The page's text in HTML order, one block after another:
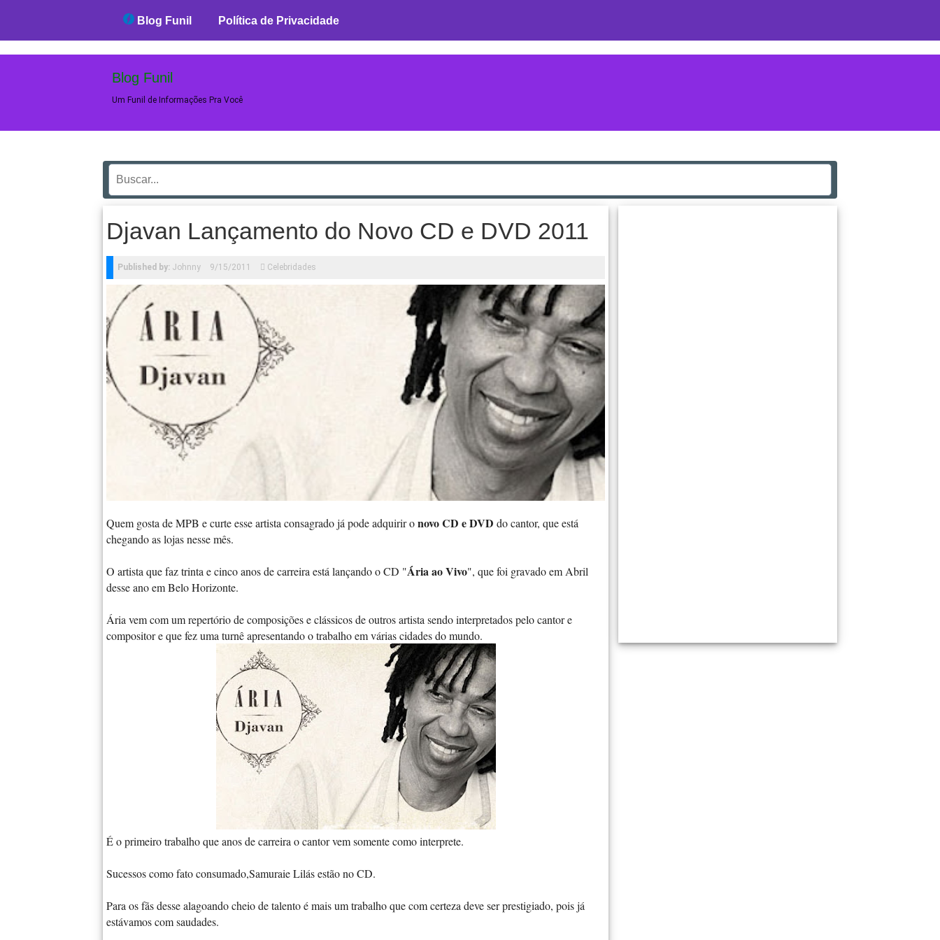
Blog Funil Política de Privacidade
Blog Funil
Um Funil de Informações Pra Você
Djavan Lançamento do Novo CD e DVD 2011
Published by: Johnny 9/15/2011 Celebridades
Quem gosta de MPB e curte esse artista consagrado já pode adquirir onovo CD e DVD do cantor, que está
chegando as lojas nesse mês.
O artista que faz trinta e cinco anos de carreira está lançando o CD "Ária ao Vivo", que foi gravado em Abril
desse ano em Belo Horizonte.
Ária vem com um repertório de composições e clássicos de outros artista sendo interpretados pelo cantor e
compositor e que fez uma turnê apresentando o trabalho em várias cidades do mundo.
É o primeiro trabalho que anos de carreira o cantor vem somente como interprete.
Sucessos como fato consumado,Samuraie Lilás estão no CD.
Para os fãs desse alagoando cheio de talento é mais um trabalho que com certeza deve ser prestigiado, pois já
estávamos com saudades.